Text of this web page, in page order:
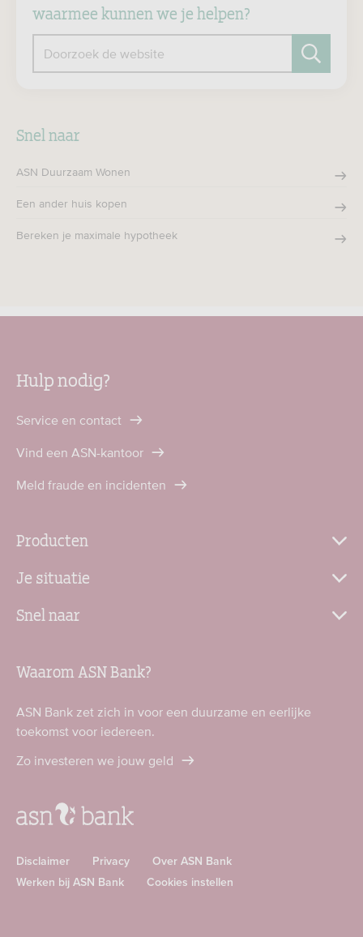
waarmee kunnen we je helpen?
Doorzoek de website
Snel naar
ASN Duurzaam Wonen
Een ander huis kopen
Bereken je maximale hypotheek
Hulp nodig?
Service en contact
Vind een ASN-kantoor
Meld fraude en incidenten
Producten
Je situatie
Snel naar
Waarom ASN Bank?
ASN Bank zet zich in voor een duurzame en eerlijke
toekomst voor iedereen.
Zo investeren we jouw geld
Disclaimer Privacy
Over ASN Bank
Werken bij ASN Bank
Cookies instellen